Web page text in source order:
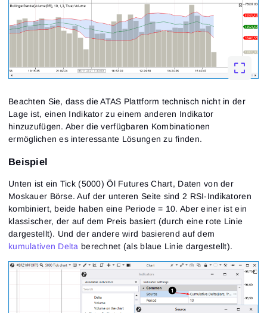
Beachten Sie, dass die ATAS Plattform technisch nicht in der
Lage ist, einen Indikator zu einem anderen Indikator
hinzuzufügen. Aber die verfügbaren Kombinationen
ermöglichen es interessante Lösungen zu finden.
Beispiel
Unten ist ein Tick (5000) Öl Futures Chart, Daten von der
Moskauer Börse. Auf der unteren Seite sind 2 RSI-Indikatoren
kombiniert, beide haben eine Periode = 10. Aber einer ist ein
klassischer, der auf dem Preis basiert (durch eine rote Linie
dargestellt). Und der andere wird basierend auf dem
kumulativen Delta berechnet (als blaue Linie dargestellt).